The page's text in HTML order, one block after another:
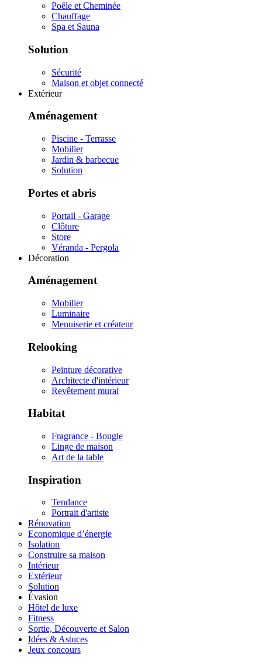
Poêle et Cheminée
Chauffage
Spa et Sauna
Solution
Sécurité
Maison et objet connecté
Extérieur
Aménagement
Piscine - Terrasse
Mobilier
Jardin & barbecue
Solution
Portes et abris
Portail - Garage
Clôture
Store
Véranda - Pergola
Décoration
Aménagement
Mobilier
Luminaire
Menuiserie et créateur
Relooking
Peinture décorative
Architecte d'intérieur
Revêtement mural
Habitat
Fragrance - Bougie
Linge de maison
Art de la table
Inspiration
Tendance
Portrait d'artiste
Rénovation
Economique d’énergie
Isolation
Construire sa maison
Intérieur
Extérieur
Solution
Évasion
Hôtel de luxe
Fitness
Sortie, Découverte et Salon
Idées & Astuces
Jeux concours